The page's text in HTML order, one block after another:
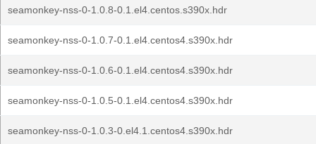
seamonkey-nss-0-1.0.8-0.1.el4.centos.s390x.hdr
seamonkey-nss-0-1.0.7-0.1.el4.centos4.s390x.hdr
seamonkey-nss-0-1.0.6-0.1.el4.centos4.s390x.hdr
seamonkey-nss-0-1.0.5-0.1.el4.centos4.s390x.hdr
seamonkey-nss-0-1.0.3-0.el4.1.centos4.s390x.hdr